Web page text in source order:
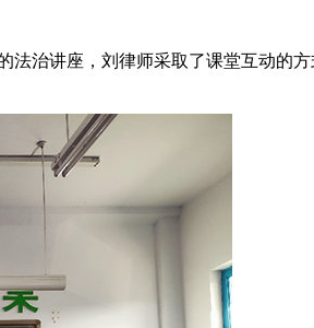
治讲座，刘律师采取了课堂互动的